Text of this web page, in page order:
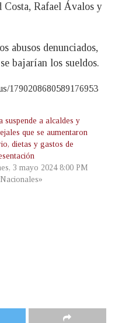
Rafael Ávalos y
abusos denunciados,
bajarían los sueldos.
1790208680589176953
suspende a alcaldes y
que se aumentaron
dietas y gastos de
3 mayo 2024 8:00 PM